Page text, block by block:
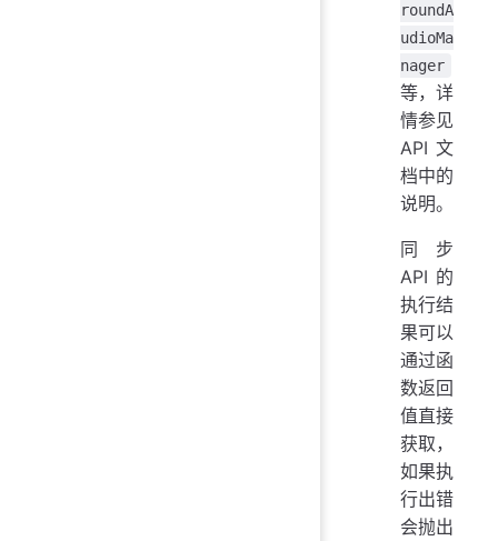
roundA
udioMa
nager
等，详
情参见
API 文
档中的
说明。
同步
API 的
执行结
果可以
通过函
数返回
值直接
获取，
如果执
行出错
会抛出